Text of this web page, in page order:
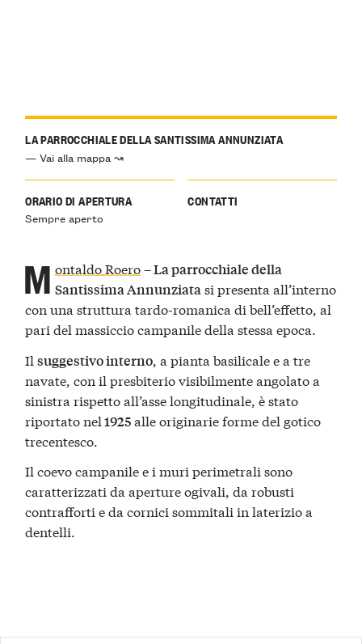
LA PARROCCHIALE DELLA SANTISSIMA ANNUNZIATA
— Vai alla mappa ↝
ORARIO DI APERTURA
Sempre aperto
CONTATTI
M ontaldo Roero–La parrocchiale della
Santissima Annunziatasi presenta all’interno
con una struttura tardo-romanica di bell’effetto, al
pari del massiccio campanile della stessa epoca.
Ilsuggestivo interno , a pianta basilicale e a tre
navate, con il presbiterio visibilmente angolato a
sinistra rispetto all’asse longitudinale, è stato
riportato nel1925alle originarie forme del gotico
trecentesco.
Il coevo campanile e i muri perimetrali sono
caratterizzati da aperture ogivali, da robusti
contrafforti e da cornici sommitali in laterizio a
dentelli.